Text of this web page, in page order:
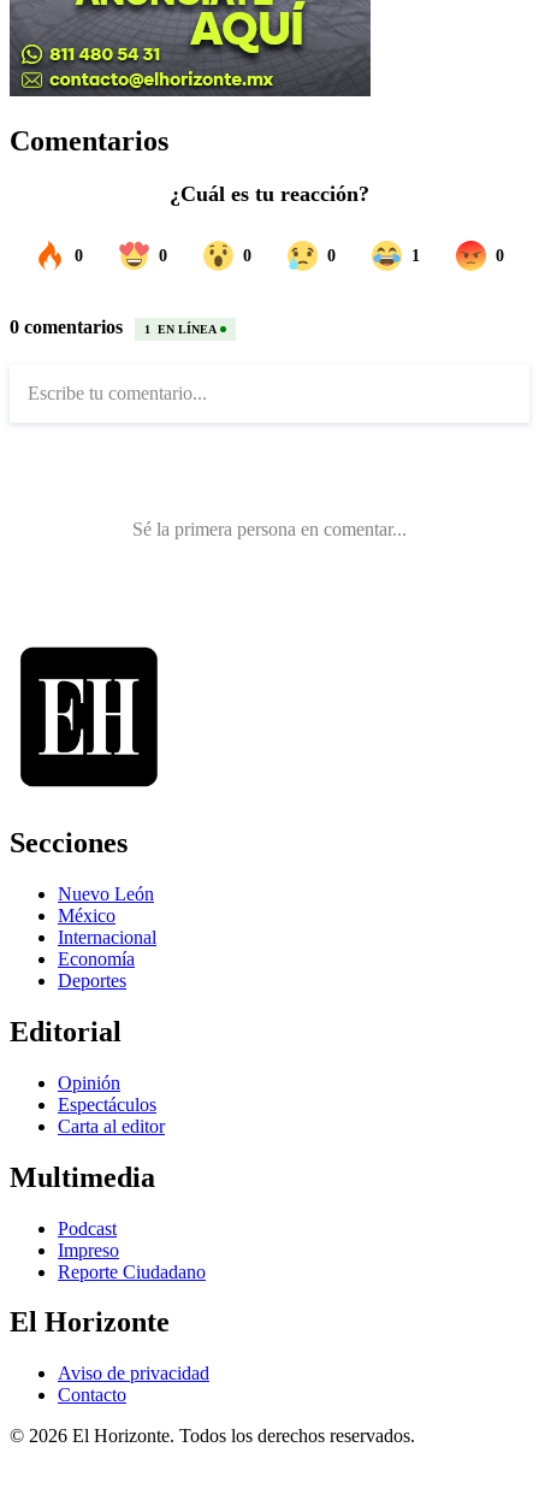
Comentarios
Secciones
Nuevo León
México
Internacional
Economía
Deportes
Editorial
Opinión
Espectáculos
Carta al editor
Multimedia
Podcast
Impreso
Reporte Ciudadano
El Horizonte
Aviso de privacidad
Contacto
© 2026 El Horizonte. Todos los derechos reservados.